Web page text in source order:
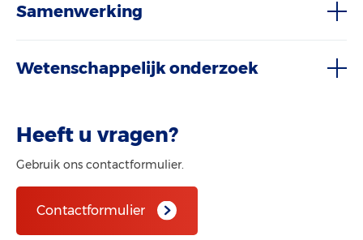
Samenwerking
Wetenschappelijk onderzoek
Heeft u vragen?
Gebruik ons contactformulier.
Contactformulier